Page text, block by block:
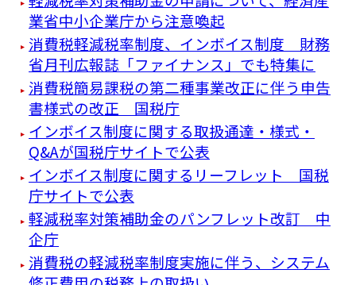
業省中小企業庁から注意喚起
消費税軽減税率制度、インボイス制度 財務
省月刊広報誌「ファイナンス」でも特集に
消費税簡易課税の第二種事業改正に伴う申告
書様式の改正 国税庁
インボイス制度に関する取扱通達・様式・
Q&Aが国税庁サイトで公表
インボイス制度に関するリーフレット 国税
庁サイトで公表
軽減税率対策補助金のパンフレット改訂 中
企庁
消費税の軽減税率制度実施に伴う、システム